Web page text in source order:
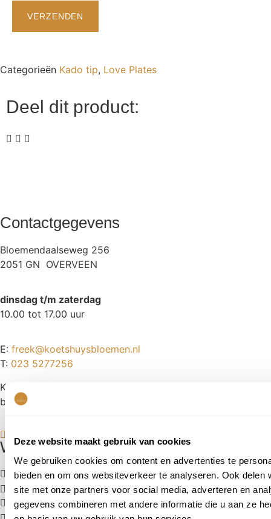
Deze website maakt gebruik van cookies
We gebruiken cookies om content en advertenties te
bieden en om ons websiteverkeer te analyseren. Ook
site met onze partners voor social media, adverteren en
gegevens combineren met andere informatie die u aan ze
Categorieën Kado tip, Love Plates
Deel dit product:
Contactgegevens
Bloemendaalseweg 256
2051 GN OVERVEEN
dinsdag t/m zaterdag
10.00 tot 17.00 uur
E: freek@koetshuysbloemen.nl
T: 023 5277256
KvK: 57614229
btw: NL001509894B48
Waarom Het Koetshuys?
Familiebedrijf; 3 generaties passie voor bloemen
Freek; meer dan 45 jaar ervaring
Bloemen per stuk; stel je eigen unieke boeket samen!